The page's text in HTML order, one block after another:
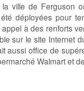
ville de Ferguson
déployées pour
à des renforts
sur le site Internet
aussi office de
Walmart et